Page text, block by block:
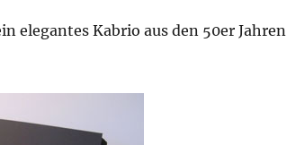
elegantes Kabrio aus den 50er Jahren